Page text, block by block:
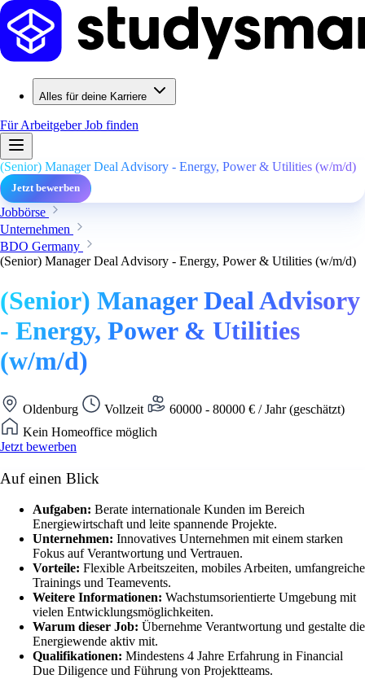
Alles für deine Karriere
Für ArbeitgeberJob finden
(Senior) Manager Deal Advisory - Energy, Power & Utilities (w/m/d)
Jetzt bewerben
Jobbörse
Unternehmen
BDO Germany
(Senior) Manager Deal Advisory - Energy, Power & Utilities (w/m/d)
(Senior) Manager Deal Advisory
- Energy, Power & Utilities
(w/m/d)
Oldenburg Vollzeit
60000 - 80000 € / Jahr (geschätzt)
Kein Homeoffice möglich
Jetzt bewerben
Auf einen Blick
Aufgaben: Berate internationale Kunden im Bereich
Energiewirtschaft und leite spannende Projekte.
Unternehmen: Innovatives Unternehmen mit einem starken
Fokus auf Verantwortung und Vertrauen.
Vorteile: Flexible Arbeitszeiten, mobiles Arbeiten, umfangreiche
Trainings und Teamevents.
Weitere Informationen: Wachstumsorientierte Umgebung mit
vielen Entwicklungsmöglichkeiten.
Warum dieser Job: Übernehme Verantwortung und gestalte die
Energiewende aktiv mit.
Qualifikationen: Mindestens 4 Jahre Erfahrung in Financial
Due Diligence und Führung von Projektteams.